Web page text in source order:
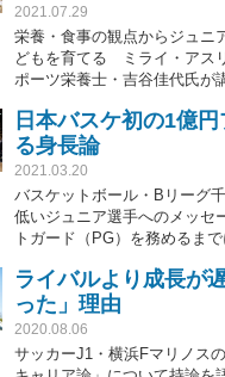
2021.07.29
栄養・食事の観点からジュニ
どもを育てる ミライ・アス
ポーツ栄養士・吉谷佳代氏が
日本バスケ初の1億
る身長論
2021.03.20
バスケットボール・Bリーグ
低いジュニア選手へのメッセ
トガード（PG）を務めるま
THE ANSWER編集部・浜田
ライバルより成長が
った」理由
2020.08.06
サッカーJ1・横浜Fマリノス